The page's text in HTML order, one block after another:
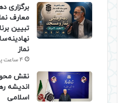
برگزاری
معارف
تبیین
نماز
4 ساعت پیش
نقش
اندیشه
اسلامی